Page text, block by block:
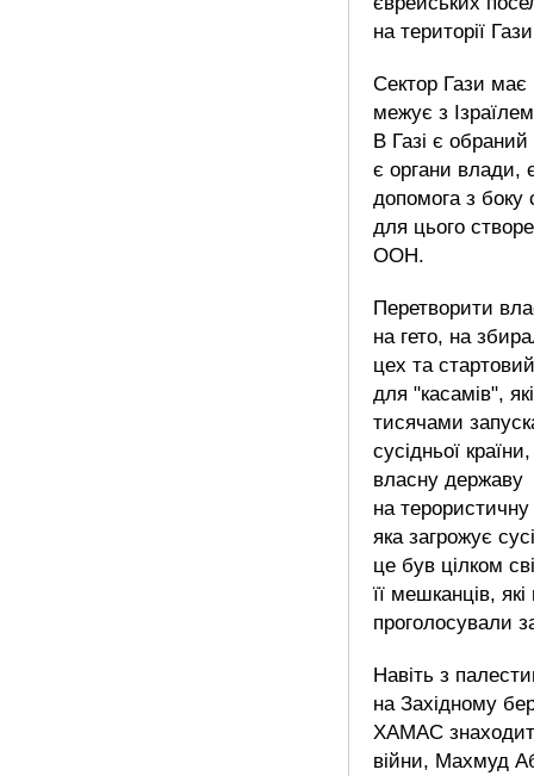
на території
Сектор Гази має
межує з
В Газі є
є органи влади,
допомога з боку
для цього
ООН.
Перетворити
на гето, на
цех та
для "касамів",
тисячами
сусідньої
власну державу
на терористичну
яка загрожує
це був цілком
її мешканців,
проголосували
Навіть з
на Західному
ХАМАС
війни, Махмуд